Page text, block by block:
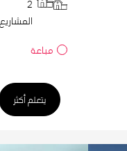
2
المشاريع
مباعة
يتعلم أكثر